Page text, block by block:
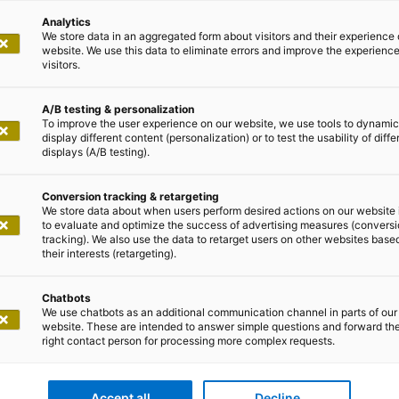
April 2024
investiert in Paderborner KI-
in das Start-up acto unterstreicht adesso
Decision-Intelligence-Anbieters aus Ostwestfalen.
Capital-Arms der adesso Group und sammelte in
Millionen Euro ein. Zu den Investoren gehören
Kapitalgeber wie 468 Capital und Cusp Capital.
Analytics
We store data in an aggregated form about visitors and their experience
website. We use this data to eliminate errors and improve the
visitors.
A/B testing & personalization
To improve the user experience on our website, we use tools to
display different content (personalization) or to test the usability of
displays (A/B testing).
Conversion tracking & retargeting
We store data about when users perform desired actions on our website
to evaluate and optimize the success of advertising measures
tracking). We also use the data to retarget users on other websites
their interests (retargeting).
Chatbots
We use chatbots as an additional communication channel in parts of our
website. These are intended to answer simple questions and forward
right contact person for processing more complex requests.